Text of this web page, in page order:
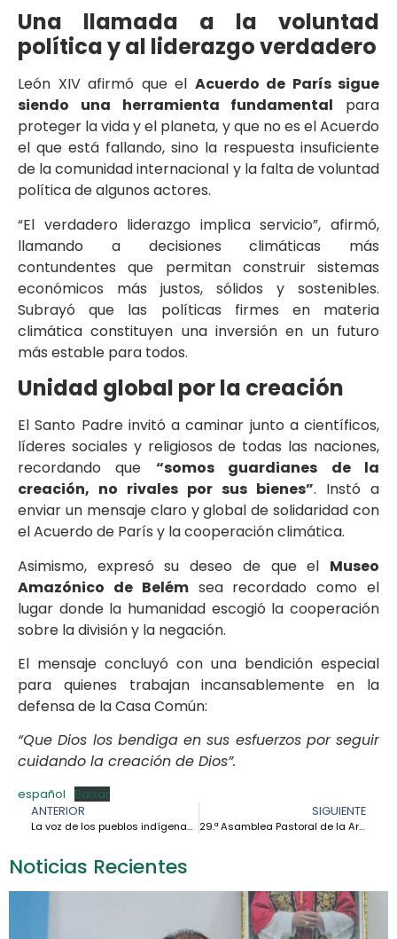
Noticias Recientes
Una llamada a la voluntad
política y al liderazgo verdadero
León XIV afirmó que el Acuerdo de París sigue
siendo una herramienta fundamental para
proteger la vida y el planeta, y que no es el Acuerdo
el que está fallando, sino la respuesta insuficiente
de la comunidad internacional y la falta de voluntad
política de algunos actores.
“El verdadero liderazgo implica servicio”, afirmó,
llamando a decisiones climáticas más
contundentes que permitan construir sistemas
económicos más justos, sólidos y sostenibles.
Subrayó que las políticas firmes en materia
climática constituyen una inversión en un futuro
más estable para todos.
Unidad global por la creación
El Santo Padre invitó a caminar junto a científicos,
líderes sociales y religiosos de todas las naciones,
recordando que “somos guardianes de la
creación, no rivales por sus bienes”. Instó a
enviar un mensaje claro y global de solidaridad con
el Acuerdo de París y la cooperación climática.
Asimismo, expresó su deseo de que el Museo
Amazónico de Belémsea recordado como el
lugar donde la humanidad escogió la cooperación
sobre la división y la negación.
El mensaje concluyó con una bendición especial
para quienes trabajan incansablemente en la
defensa de la Casa Común:
“Que Dios los bendiga en sus esfuerzos por seguir
cuidando la creación de Dios”.
español
Baixar
ANTERIOR
La voz de los pueblos indígenas resuena con fuerza en la COP30 – Patricia Gualinga
SIGUIENTE
29.ª Asamblea Pastoral de la Arquidiócesis de Porto Velho: hacia una Iglesia verdaderamente sinodal